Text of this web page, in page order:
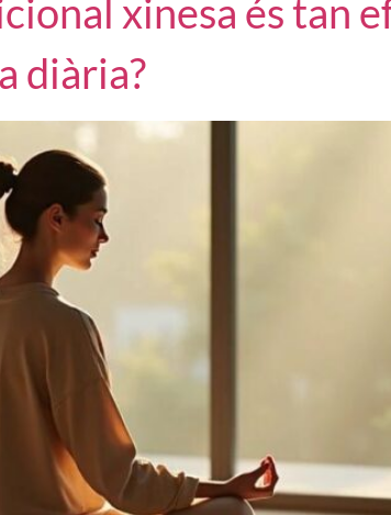
xinesa és tan
diària?